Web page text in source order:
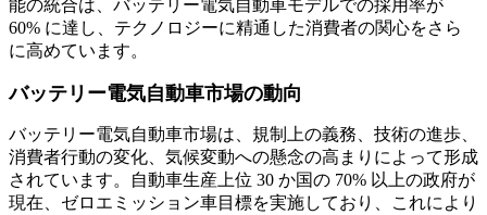
能の統合は、バッテリー電気自動車モデルでの採用率が
60% に達し、テクノロジーに精通した消費者の関心をさら
に高めています。
バッテリー電気自動車市場の動向
バッテリー電気自動車市場は、規制上の義務、技術の進歩、
消費者行動の変化、気候変動への懸念の高まりによって形成
されています。自動車生産上位 30 か国の 70% 以上の政府が
現在、ゼロエミッション車目標を実施しており、これにより